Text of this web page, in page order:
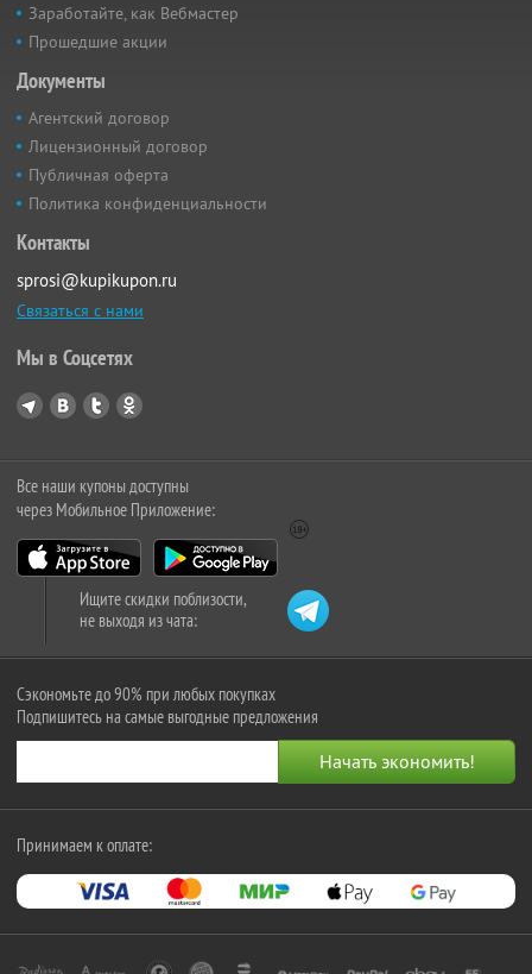
Заработайте, как Вебмастер
Прошедшие акции
Документы
Агентский договор
Лицензионный договор
Публичная оферта
Политика конфиденциальности
Контакты
sprosi@kupikupon.ru
Связаться с нами
Мы в Соцсетях
Все наши купоны доступны
через Мобильное Приложение:
Ищите скидки поблизости,
не выходя из чата:
Сэкономьте до 90% при любых покупках
Подпишитесь на самые выгодные предложения
Принимаем к оплате: